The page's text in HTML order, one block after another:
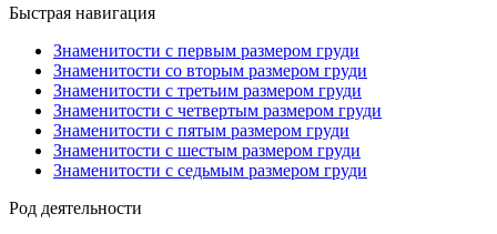
Быстрая навигация
Знаменитости с первым размером груди
Знаменитости со вторым размером груди
Знаменитости с третьим размером груди
Знаменитости с четвертым размером груди
Знаменитости с пятым размером груди
Знаменитости с шестым размером груди
Знаменитости с седьмым размером груди
Род деятельности